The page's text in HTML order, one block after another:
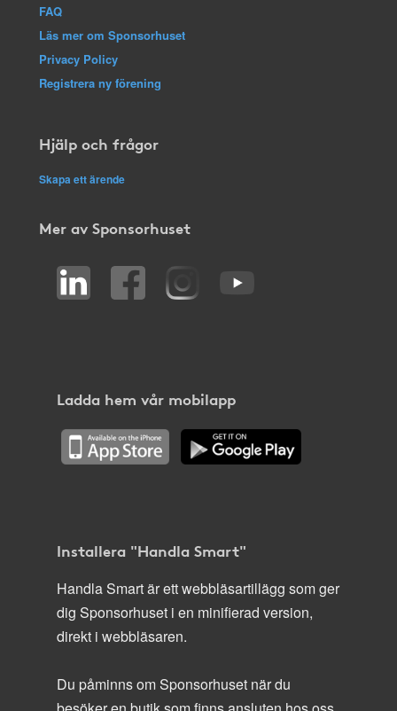
FAQ
Läs mer om Sponsorhuset
Privacy Policy
Registrera ny förening
Hjälp och frågor
Skapa ett ärende
Mer av Sponsorhuset
Ladda hem vår mobilapp
Installera "Handla Smart"
Handla Smart är ett webbläsartillägg som ger
dig Sponsorhuset i en minifierad version,
direkt i webbläsaren.
Du påminns om Sponsorhuset när du